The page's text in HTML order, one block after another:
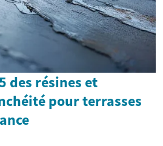
des résines et
pour terrasses